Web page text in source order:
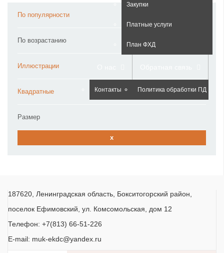
Закупки
Платные услуги
План ФХД
Контакты Политика обработки ПД
По популярности
По возрастанию
Иллюстрации
Квадратные
Размер
x
187620, Ленинградская область, Бокситогорский район,
поселок Ефимовский, ул. Комсомольская, дом 12
Телефон: +7(813) 66-51-226
E-mail: muk-ekdc@yandex.ru